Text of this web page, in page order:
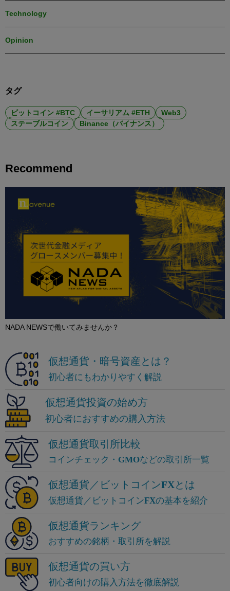
Technology
Opinion
タグ
ビットコイン #BTC イーサリアム #ETH
Web3
ステーブルコイン
Binance（バイナンス）
Recommend
NADA NEWSで働いてみませんか？